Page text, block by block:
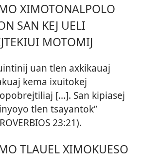
XIMOTONALPOLO
SAN KEJ UELI
MOTOMIJ
uan tlen axkikauaj
kema ixuitokej
[...]. San kipiasej
tlen tsayantok”
23:21).
TLAUEL XIMOKUESO